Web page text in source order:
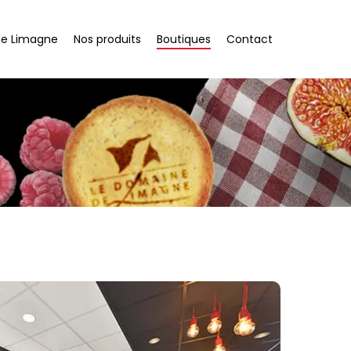
Limagne Nos produits Boutiques Contact